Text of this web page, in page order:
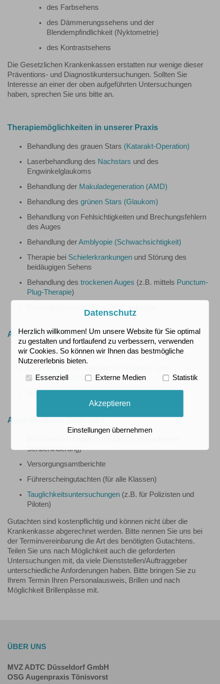
des Farbsehens
des Dämmerungssehens und der
Blendempfindlichkeit (Nyktometrie)
des Kontrastsehens
Die Gesetzlichen Krankenkassen erstatten nur wenige dieser
Präventions- und Diagnostikuntersuchungen. Sollten Sie
Interesse an einer der oben aufgeführten Untersuchungen
haben, sprechen Sie uns bitte an.
Therapiemöglichkeiten in unserer Praxis
Behandlung des grauen Stars (Katarakt-Operation)
Laserbehandlung des Nachstars und des
Engwinkelglaukoms
Behandlung der Makuladegeneration (AMD)
Behandlung des grünen Stars (Glaukom)
Behandlung von Fehlsichtigkeiten und Brechungsfehlern
des Auges
Behandlung derAmblyopie (Schwachsichtigkeit)
Therapie bei Schielerkrankungen und Störung des
beidäugigen Sehens
Behandlung des trockenen Auges (z.B. mittels Punctum-
Plug-Therapie)
Behandlungen von Lidrandentzündungen
Ambulante Operationen
Katarakt (Grauer Star)
Weitwinkelglaukom)
Nachstar (Kapselfibrose)
Augenärztliche Gutachten
Sehbehinderung)
Versorgungsamtberichte
Führerscheingutachten (für alle Klassen)
Tauglichkeitsuntersuchungen (z.B. für Polizisten und
Piloten)
Gutachten sind kostenpflichtig und können nicht über die
Krankenkasse abgerechnet werden. Bitte nennen Sie uns bei
der Terminvereinbarung die Art des benötigten Gutachtens.
Teilen Sie uns nach Möglichkeit auch die geforderten
Untersuchungen mit, da viele Dienststellen/Auftraggeber
unterschiedliche Anforderungen haben. Bitte bringen Sie zu
Ihrem Termin Ihren Personalausweis, Brillen und nach
Möglichkeit Brillenpässe mit.
ÜBER UNS
MVZ ADTC Düsseldorf GmbH
OSG Augenpraxis Tönisvorst
Datenschutz
Herzlich willkommen! Um unsere Website für Sie optimal
zu gestalten und fortlaufend zu verbessern, verwenden
wir Cookies. So können wir Ihnen das bestmögliche
Nutzererlebnis bieten.
Essenziell Externe Medien Statistik
Akzeptieren
Einstellungen übernehmen